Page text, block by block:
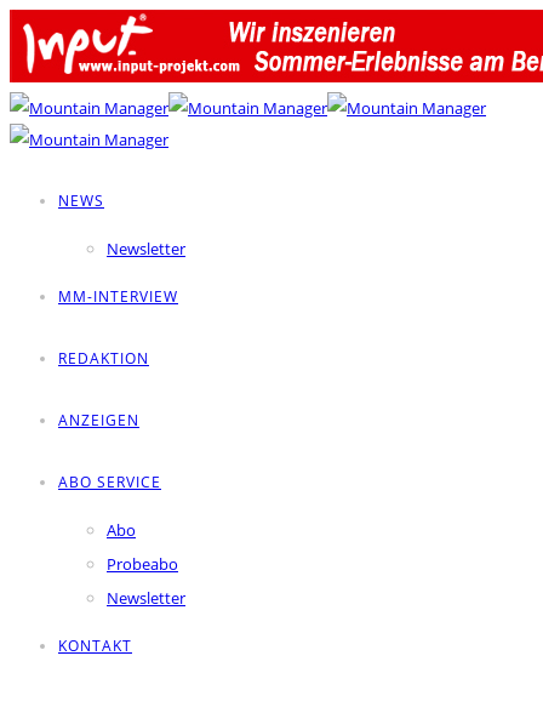
NEWS
Newsletter
MM-INTERVIEW
REDAKTION
ANZEIGEN
ABO SERVICE
Abo
Probeabo
Newsletter
KONTAKT